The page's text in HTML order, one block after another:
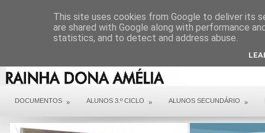
DOCUMENTOS » ALUNOS 3.º CICLO » ALUNOS SECUNDÁRIO »
This site uses cookies from Google to deliver its
are shared with Google along with performance
statistics, and to detect and address abuse.